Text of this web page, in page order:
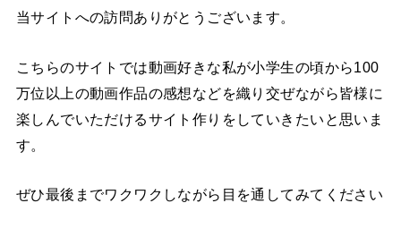
当サイトへの訪問ありがとうございます。
こちらのサイトでは動画好きな私が小学生の頃から100
万位以上の動画作品の感想などを織り交ぜながら皆様に
楽しんでいただけるサイト作りをしていきたいと思いま
す。
ぜひ最後までワクワクしながら目を通してみてください